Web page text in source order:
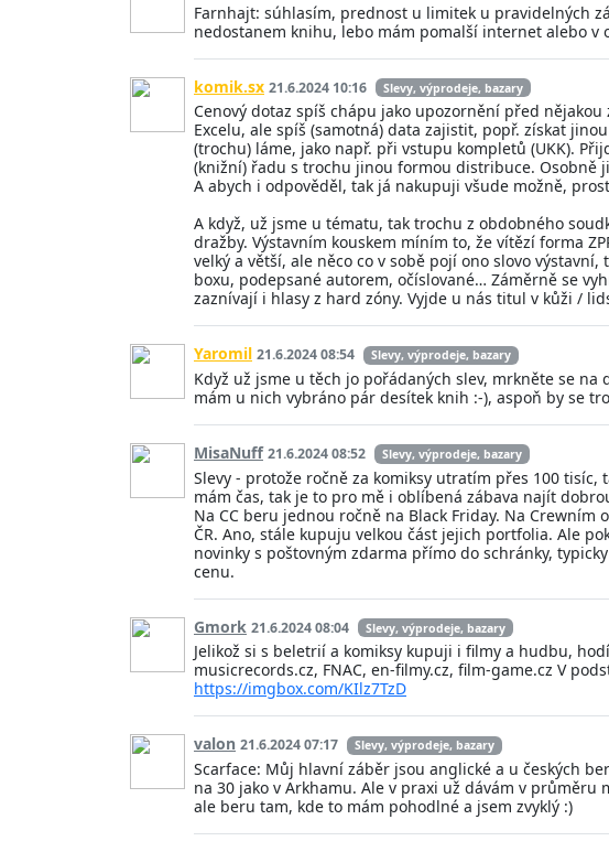
Farnhajt: súhlasím, prednost u limitek u pravidelných
nedostanem knihu, lebo mám pomalší internet alebo
komik.sx 21.6.2024 10:16 Slevy, výprodeje, bazary
Cenový dotaz spíš chápu jako upozornění před
Excelu, ale spíš (samotná) data zajistit, popř. získat
(trochu) láme, jako např. při vstupu kompletů (UKK).
(knižní) řadu s trochu jinou formou distribuce. Osobně
A abych i odpověděl, tak já nakupuji všude možně,
A když, už jsme u tématu, tak trochu z obdobného
dražby. Výstavním kouskem míním to, že vítězí forma
velký a větší, ale něco co v sobě pojí ono slovo
boxu, podepsané autorem, očíslované… Záměrně se
zaznívají i hlasy z hard zóny. Vyjde u nás titul v kůži /
Yaromil 21.6.2024 08:54 Slevy, výprodeje, bazary
Když už jsme u těch jo pořádaných slev, mrkněte se
mám u nich vybráno pár desítek knih :-), aspoň by se
MisaNuff 21.6.2024 08:52 Slevy, výprodeje, bazary
Slevy - protože ročně za komiksy utratím přes 100
mám čas, tak je to pro mě i oblíbená zábava najít
Na CC beru jednou ročně na Black Friday. Na
ČR. Ano, stále kupuju velkou část jejich portfolia. Ale
novinky s poštovným zdarma přímo do schránky,
cenu.
Gmork 21.6.2024 08:04 Slevy, výprodeje, bazary
Jelikož si s beletrií a komiksy kupuji i filmy a hudbu,
musicrecords.cz, FNAC, en-filmy.cz, film-game.cz V
https://imgbox.com/KIlz7TzD
valon 21.6.2024 07:17 Slevy, výprodeje, bazary
Scarface: Můj hlavní záběr jsou anglické a u českých
na 30 jako v Arkhamu. Ale v praxi už dávám v průměru
ale beru tam, kde to mám pohodlné a jsem zvyklý :)